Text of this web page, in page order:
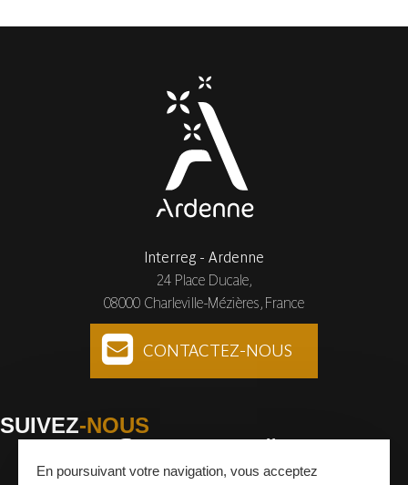
Interreg - Ardenne
24 Place Ducale,
08000 Charleville-Mézières, France
CONTACTEZ-NOUS
SUIVEZ-NOUS
En poursuivant votre navigation, vous acceptez